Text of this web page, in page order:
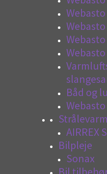
Båd og
AIRREX
Bilpleje
Sonax